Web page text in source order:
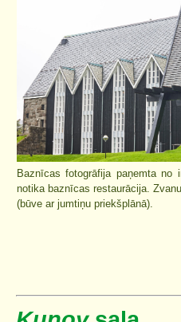
Baznīcas fotogrāfija paņemta no
notika baznīcas restaurācija.
(būve ar jumtiņu priekšplānā).